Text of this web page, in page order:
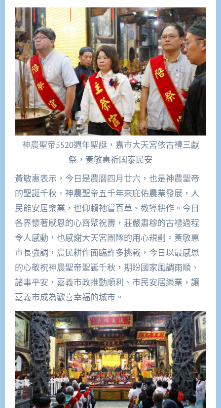
神農聖帝5520週年聖誕，嘉市大天宮依古禮三獻
祭，黃敏惠祈國泰民安
黃敏惠表示，今日是農曆四月廿六，也是神農聖帝
的聖誕千秋。神農聖帝五千年來庇佑農業發展，人
民能安居樂業，也仰賴祂嘗百草、教導耕作。今日
各界懷著感恩的心齊聚祝壽，莊嚴肅穆的古禮過程
令人感動，也感謝大天宮團隊的用心規劃。黃敏惠
市長強調，農民耕作面臨許多挑戰，今日以最感恩
的心敬祝神農聖帝聖誕千秋，期盼國家風調雨順、
諸事平安，嘉義市政推動順利、市民安居樂業，讓
嘉義市成為歡喜幸福的城市。